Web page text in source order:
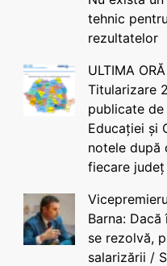
tehnic
rezultatelor
ULTIMA
Titularizare
publicate
Educației și
notele după
fiecare județ
Barna:
se rezolvă,
salarizării /